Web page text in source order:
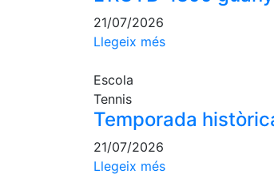
21/07/2026
Llegeix més
Escola
Tennis
Temporada
21/07/2026
Llegeix més